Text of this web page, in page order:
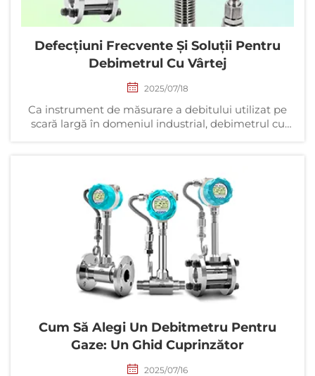
Defecțiuni Frecvente Și Soluții Pentru
Debimetrul Cu Vârtej
2025/07/18
Ca instrument de măsurare a debitului utilizat pe
scară largă în domeniul industrial, debimetrul cu
defecțiuni, afectând...
Cum Să Alegi Un Debitmetru Pentru
Gaze: Un Ghid Cuprinzător
2025/07/16